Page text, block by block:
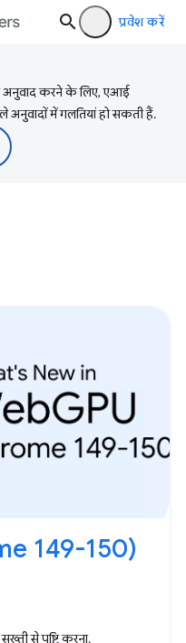
प्रवेश करें
अनुवाद करने के लिए, एआई
में गलतियां हो सकती हैं.
149-150)
से पुष्टि करना.